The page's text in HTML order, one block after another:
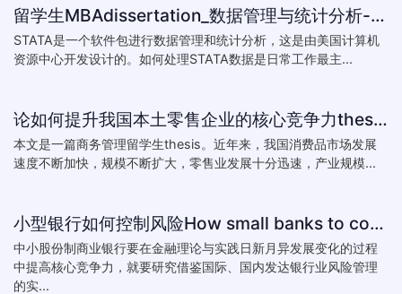
留学生MBAdissertation_数据管理与统计分析-如何处理STATA数据_How to deal with data with ST
STATA是一个软件包进行数据管理和统计分析，这是由美国计算机
资源中心开发设计的。如何处理STATA数据是日常工作最主...
论如何提升我国本土零售企业的核心竞争力thesis:The theory of how to improve the core competitiveness of domestic retail e
本文是一篇商务管理留学生thesis。近年来，我国消费品市场发展
速度不断加快，规模不断扩大，零售业发展十分迅速，产业规模...
小型银行如何控制风险How small banks to control risk
中小股份制商业银行要在金融理论与实践日新月异发展变化的过程
中提高核心竞争力，就要研究借鉴国际、国内发达银行业风险管理
的实...